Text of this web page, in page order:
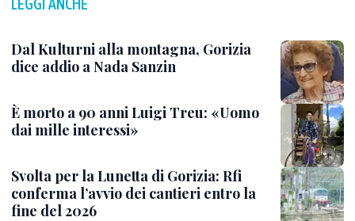
Dal Kulturni alla montagna, Gorizia
dice addio a Nada Sanzin
È morto a 90 anni Luigi Treu: «Uomo
dai mille interessi»
Svolta per la Lunetta di Gorizia: Rfi
conferma l’avvio dei cantieri entro la
fine del 2026